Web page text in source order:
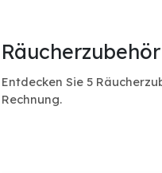
Räucherzubehör
Entdecken Sie 5
Rechnung.